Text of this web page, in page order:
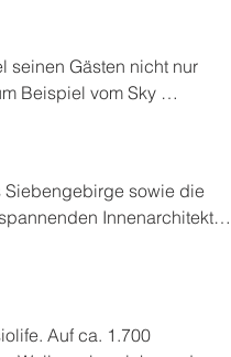
seinen Gästen nicht nur
Beispiel vom Sky
Hotel mit seinen
und die
Siebengebirge sowie die
Innenarchitektur
über das
Etage zur Verfügung.
und im 1. Obergeschoss
Auf ca. 1.700